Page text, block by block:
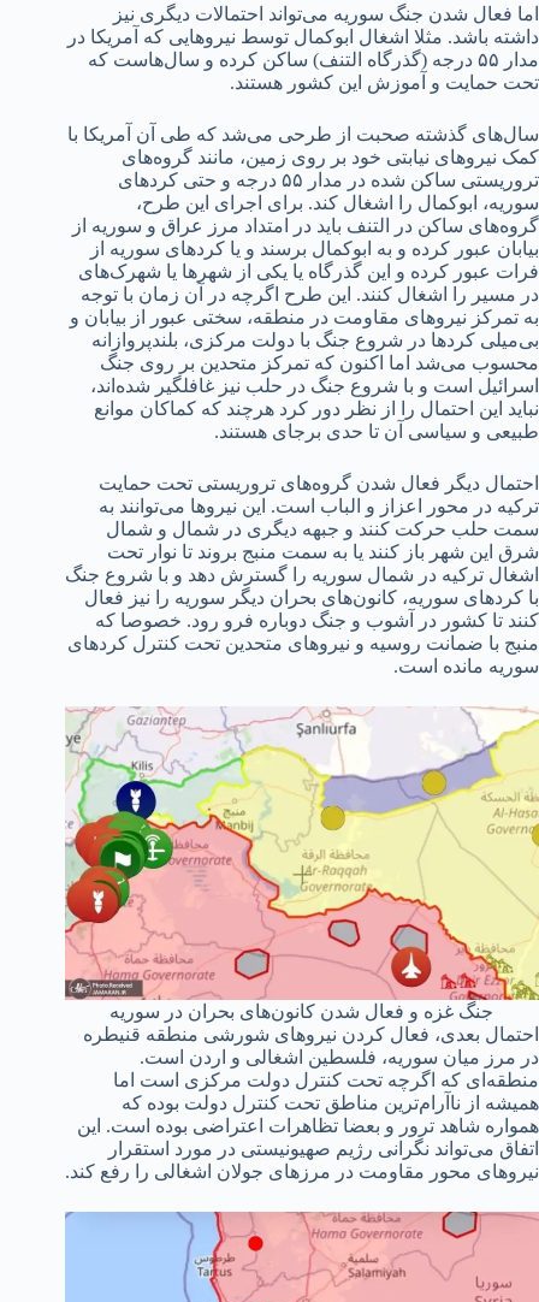
اما فعال شدن جنگ سوریه می‌تواند احتمالات دیگری نیز
داشته باشد. مثلا اشغال ابوکمال توسط نیروهایی که آمریکا در
مدار ۵۵ درجه (گذرگاه التنف) ساکن کرده و سال‌هاست که
تحت حمایت و آموزش این کشور هستند.
سال‌های گذشته صحبت از طرحی می‌شد که طی آن آمریکا با
کمک نیروهای نیابتی خود بر روی زمین، مانند گروه‌های
تروریستی ساکن شده در مدار ۵۵ درجه و حتی کردهای
سوریه، ابوکمال را اشغال کند. برای اجرای این طرح،
گروه‌های ساکن در التنف باید در امتداد مرز عراق و سوریه از
بیابان عبور کرده و به ابوکمال برسند و یا کردهای سوریه از
فرات عبور کرده و این گذرگاه یا یکی از شهرها یا شهرک‌های
در مسیر را اشغال کنند. این طرح اگرچه در آن زمان با توجه
به تمرکز نیروهای مقاومت در منطقه، سختی عبور از بیابان و
بی‌میلی کردها در شروع جنگ با دولت مرکزی، بلندپروازانه
محسوب می‌شد اما اکنون که تمرکز متحدین بر روی جنگ
اسرائیل است و با شروع جنگ در حلب نیز غافلگیر شده‌اند،
نباید این احتمال را از نظر دور کرد هرچند که کماکان موانع
طبیعی و سیاسی آن تا حدی برجای هستند.
احتمال دیگر فعال شدن گروه‌های تروریستی تحت حمایت
ترکیه در محور اعزاز و الباب است. این نیروها می‌توانند به
سمت حلب حرکت کنند و جبهه دیگری در شمال و شمال
شرق این شهر باز کنند یا به سمت منبج بروند تا نوار تحت
اشغال ترکیه در شمال سوریه را گسترش دهد و با شروع جنگ
با کردهای سوریه، کانون‌های بحران دیگر سوریه را نیز فعال
کنند تا کشور در آشوب و جنگ دوباره فرو رود. خصوصا که
منبج با ضمانت روسیه و نیروهای متحدین تحت کنترل کردهای
سوریه مانده است.
جنگ غزه و فعال شدن کانون‌های بحران در سوریه
احتمال بعدی، فعال کردن نیروهای شورشی منطقه قنیطره
در مرز میان سوریه، فلسطین اشغالی و اردن است.
منطقه‌ای که اگرچه تحت کنترل دولت مرکزی است اما
همیشه از ناآرام‌ترین مناطق تحت کنترل دولت بوده که
همواره شاهد ترور و بعضا تظاهرات اعتراضی بوده است. این
اتفاق می‌تواند نگرانی رژیم صهیونیستی در مورد استقرار
نیروهای محور مقاومت در مرزهای جولان اشغالی را رفع کند.